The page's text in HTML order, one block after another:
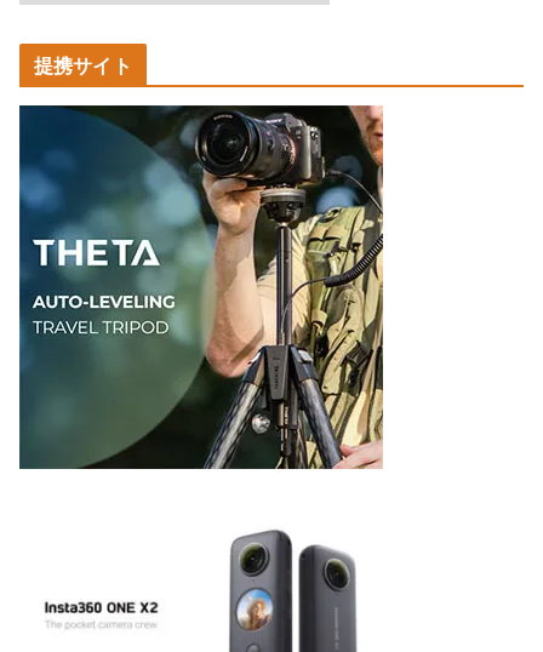
事
カ
テ
ゴ
ー
提携サイト